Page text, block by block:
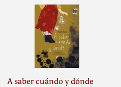
A saber cuándo y dónde